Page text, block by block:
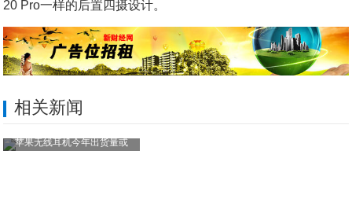
20 Pro一样的后置四摄设计。
相关新闻
苹果无线耳机今年出货量或